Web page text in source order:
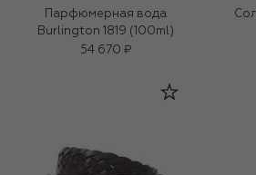
Парфюмерная вода
Burlington 1819 (100ml)
54 670 ₽